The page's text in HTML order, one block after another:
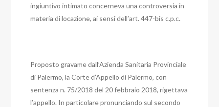
ingiuntivo intimato concerneva una controversia in
materia di locazione, ai sensi dell’art. 447-bis c.p.c.
Proposto gravame dall’Azienda Sanitaria Provinciale
di Palermo, la Corte d’Appello di Palermo, con
sentenza n. 75/2018 del 20 febbraio 2018, rigettava
l’appello. In particolare pronunciando sul secondo